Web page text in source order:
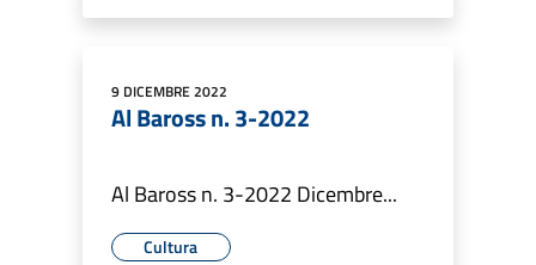
9 DICEMBRE 2022
Al Baross n. 3-2022
Al Baross n. 3-2022 Dicembre...
Cultura